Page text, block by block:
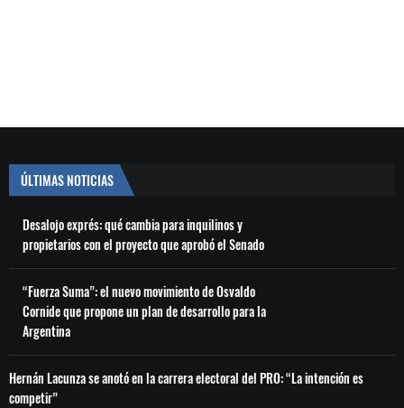
ÚLTIMAS NOTICIAS
Desalojo exprés: qué cambia para inquilinos y
propietarios con el proyecto que aprobó el Senado
“Fuerza Suma”: el nuevo movimiento de Osvaldo
Cornide que propone un plan de desarrollo para la
Argentina
Hernán Lacunza se anotó en la carrera electoral del PRO: “La intención es
competir”